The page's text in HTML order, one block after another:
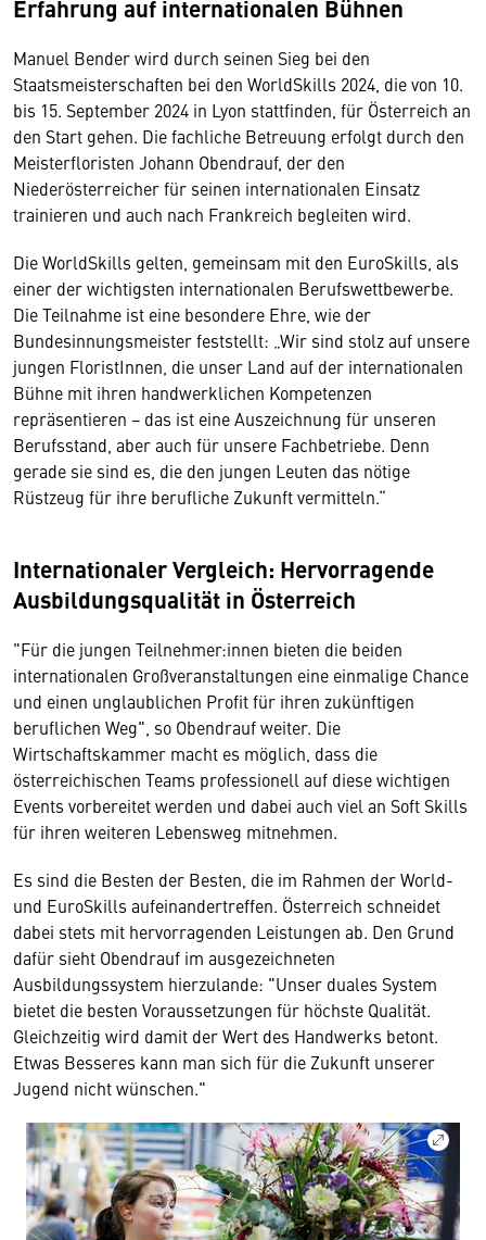
Erfahrung auf internationalen Bühnen
Manuel Bender wird durch seinen Sieg bei den
Staatsmeisterschaften bei den WorldSkills 2024, die von 10.
bis 15. September 2024 in Lyon stattfinden, für Österreich an
den Start gehen. Die fachliche Betreuung erfolgt durch den
Meisterfloristen Johann Obendrauf, der den
Niederösterreicher für seinen internationalen Einsatz
trainieren und auch nach Frankreich begleiten wird.
Die WorldSkills gelten, gemeinsam mit den EuroSkills, als
einer der wichtigsten internationalen Berufswettbewerbe.
Die Teilnahme ist eine besondere Ehre, wie der
Bundesinnungsmeister feststellt: „Wir sind stolz auf unsere
jungen FloristInnen, die unser Land auf der internationalen
Bühne mit ihren handwerklichen Kompetenzen
repräsentieren − das ist eine Auszeichnung für unseren
Berufsstand, aber auch für unsere Fachbetriebe. Denn
gerade sie sind es, die den jungen Leuten das nötige
Rüstzeug für ihre berufliche Zukunft vermitteln.“
Internationaler Vergleich: Hervorragende
Ausbildungsqualität in Österreich
"Für die jungen Teilnehmer:innen bieten die beiden
internationalen Großveranstaltungen eine einmalige Chance
und einen unglaublichen Profit für ihren zukünftigen
beruflichen Weg", so Obendrauf weiter. Die
Wirtschaftskammer macht es möglich, dass die
österreichischen Teams professionell auf diese wichtigen
Events vorbereitet werden und dabei auch viel an Soft Skills
für ihren weiteren Lebensweg mitnehmen.
Es sind die Besten der Besten, die im Rahmen der World-
und EuroSkills aufeinandertreffen. Österreich schneidet
dabei stets mit hervorragenden Leistungen ab. Den Grund
dafür sieht Obendrauf im ausgezeichneten
Ausbildungssystem hierzulande: "Unser duales System
bietet die besten Voraussetzungen für höchste Qualität.
Gleichzeitig wird damit der Wert des Handwerks betont.
Etwas Besseres kann man sich für die Zukunft unserer
Jugend nicht wünschen."